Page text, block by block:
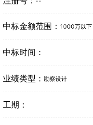
中标金额范围： 1000万以下
中标时间：
业绩类型： 勘察设计
工期：